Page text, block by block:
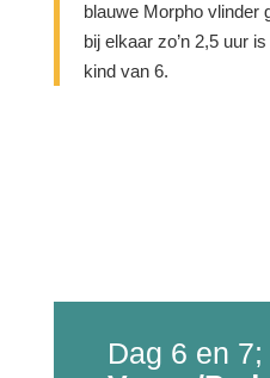
blauwe Morpho vlinder
bij elkaar zo’n 2,5 uur
kind van 6.
Dag 6 en 7;